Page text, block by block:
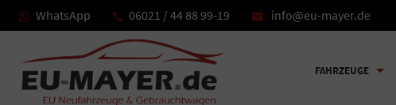
WhatsApp 06021 / 44 88 99-19 info@eu-mayer.de
FAHRZEUGE